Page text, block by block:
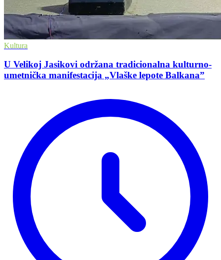
Kultura
U Velikoj Jasikovi održana tradicionalna kulturno-
umetnička manifestacija „Vlaške lepote Balkana”